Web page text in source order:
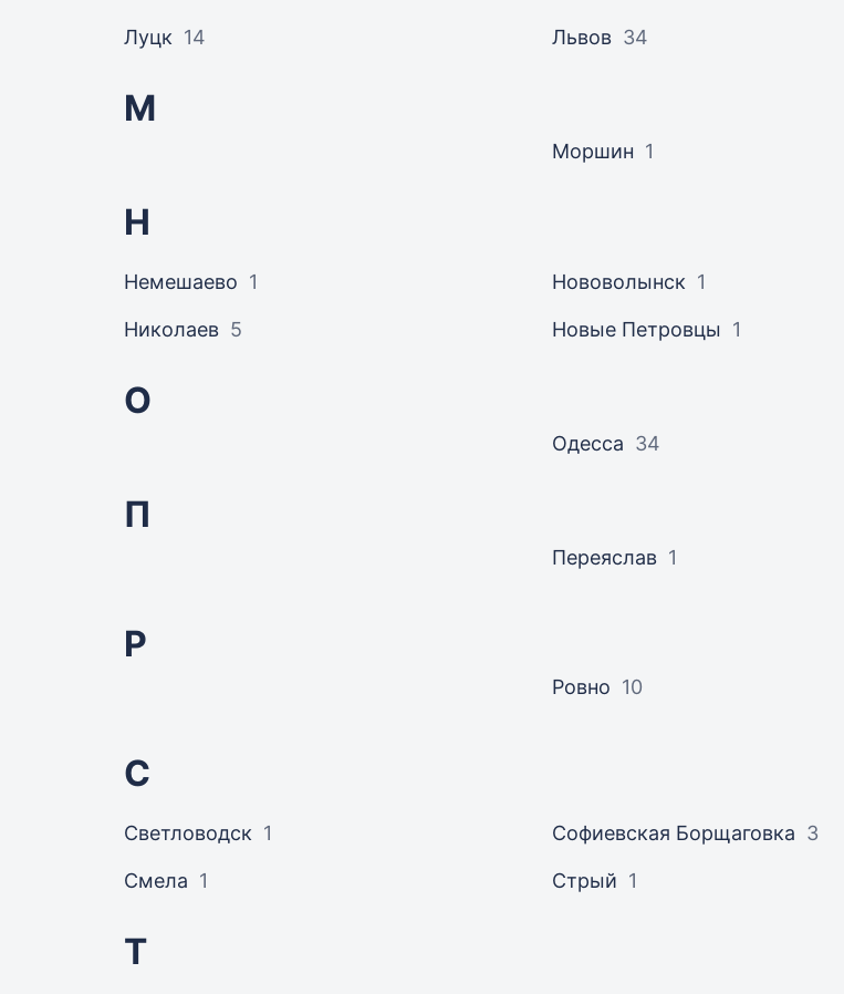
Луцк 14 Львов 34
М
Моршин 1
Н
Немешаево 1
Николаев 5
Нововолынск 1
Новые Петровцы 1
О
Одесса 34
П
Переяслав 1
Р
Ровно 10
С
Светловодск 1
Смела 1
Софиевская Борщаговка 3
Стрый 1
Т